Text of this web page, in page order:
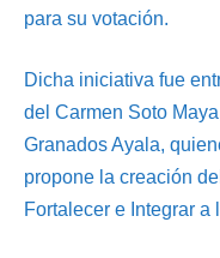
para su votación.
Dicha iniciativa fue
del Carmen Soto
Granados Ayala,
propone la creación
Fortalecer e Integrar a